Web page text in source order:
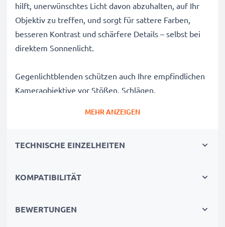
hilft, unerwünschtes Licht davon abzuhalten, auf Ihr
Objektiv zu treffen, und sorgt für sattere Farben,
besseren Kontrast und schärfere Details – selbst bei
direktem Sonnenlicht.
Gegenlichtblenden schützen auch Ihre empfindlichen
Kameraobjektive vor Stößen, Schlägen,
Bajonett Gegenlichtblende von CELLONIC wählen?
MEHR ANZEIGEN
TECHNISCHE EINZELHEITEN
KOMPATIBILITÄT
BEWERTUNGEN